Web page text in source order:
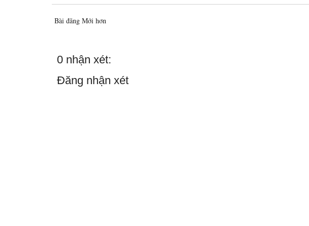
Bài đăng Mới hơn
0 nhận xét:
Đăng nhận xét